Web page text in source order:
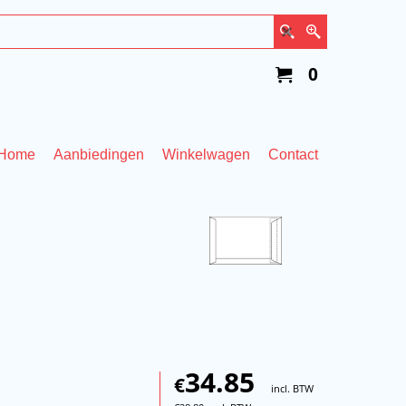
0
Aanbiedingen Winkelwagen Contact
€34.85
incl. BTW